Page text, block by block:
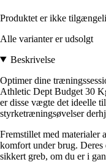
Produktet er ikke
Alle varianter er udsolgt
Beskrivelse
Optimer dine
Athletic Dept Budget 30
er disse vægte det ideelle
styrketræningsøvelser
Fremstillet med materialer
komfort under brug.
sikkert greb, om du er i